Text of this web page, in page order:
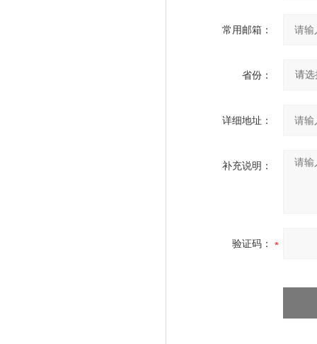
常用邮箱：
省份：
详细地址：
补充说明：
验证码：